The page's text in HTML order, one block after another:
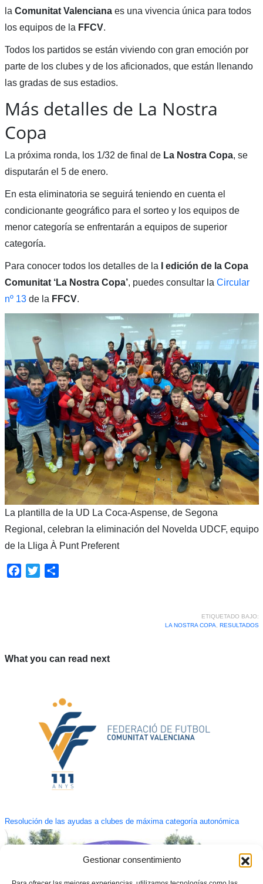
Gestionar consentimiento
la Comunitat Valencianaes una vivencia única para todos
los equipos de la FFCV.
Todos los partidos se están viviendo con gran emoción por
parte de los clubes y de los aficionados, que están llenando
las gradas de sus estadios.
Más detalles de La Nostra
Copa
La próxima ronda, los 1/32 de final deLa Nostra Copa, se
disputarán el 5 de enero.
En esta eliminatoria se seguirá teniendo en cuenta el
condicionante geográfico para el sorteo y los equipos de
menor categoría se enfrentarán a equipos de superior
categoría.
Para conocer todos los detalles de la
I edición de la Copa
Comunitat ‘La Nostra Copa’, puedes consultar la Circular
nº 13de la FFCV.
La plantilla de la UD La Coca-Aspense, de Segona
Regional, celebran la eliminación del Novelda UDCF, equipo
de la Lliga À Punt Preferent
Facebook
Twitter
ETIQUETADO BAJO:
LA NOSTRA COPA
RESULTADOS
What you can read next
Resolución de las ayudas a clubes de máxima categoría autonómica